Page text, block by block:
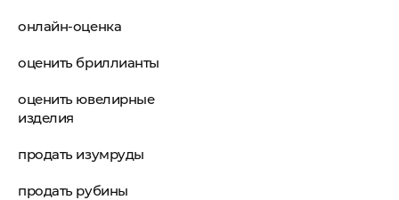
онлайн-оценка
оценить бриллианты
оценить ювелирные
изделия
продать изумруды
продать рубины